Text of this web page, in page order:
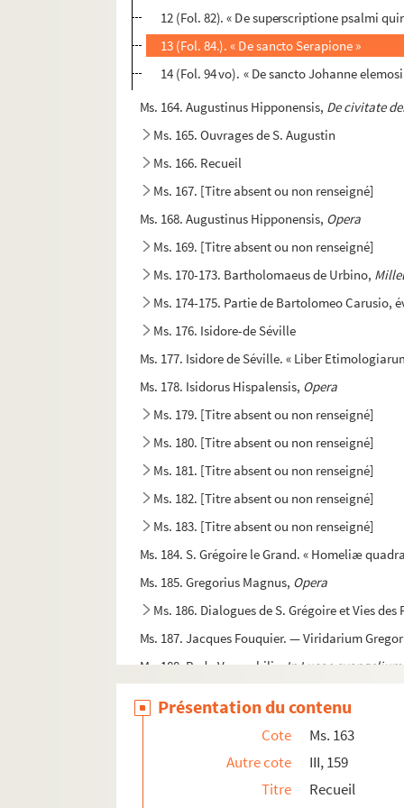
12 (Fol. 82). « De superscriptione psalmi
13 (Fol. 84.). « De sancto Serapione »
14 (Fol. 94 vo). « De sancto Johanne
Ms. 164. Augustinus Hipponensis, De civitate
Ms. 165. Ouvrages de S. Augustin
Ms. 166. Recueil
Ms. 167. [Titre absent ou non renseigné]
Ms. 168. Augustinus Hipponensis, Opera
Ms. 169. [Titre absent ou non renseigné]
Ms. 170-173. Bartholomaeus de Urbino,
Ms. 174-175. Partie de Bartolomeo
Ms. 176. Isidore-de Séville
Ms. 177. Isidore de Séville. « Liber
Ms. 178. Isidorus Hispalensis, Opera
Ms. 179. [Titre absent ou non renseigné]
Ms. 180. [Titre absent ou non renseigné]
Ms. 181. [Titre absent ou non renseigné]
Ms. 182. [Titre absent ou non renseigné]
Ms. 183. [Titre absent ou non renseigné]
Ms. 184. S. Grégoire le Grand. « Homeliæ
Ms. 185. Gregorius Magnus, Opera
Ms. 186. Dialogues de S. Grégoire et Vies des
Ms. 187. Jacques Fouquier. — Viridarium
Ms. 188. Beda Venerabilis,
In Lucae
Présentation du contenu
Cote
Ms. 163
Autre cote
III, 159
Titre
Recueil